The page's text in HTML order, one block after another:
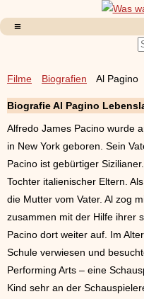
Filme Biografien Al Pagino
Biografie Al Pagino
Alfredo James Pacino wurde
in New York geboren. Sein
Pacino ist gebürtiger
Tochter italienischer Eltern.
die Mutter vom Vater. Al zog
zusammen mit der Hilfe ihrer
Pacino dort weiter auf. Im
Schule verwiesen und
Performing Arts – eine
Kind sehr an der